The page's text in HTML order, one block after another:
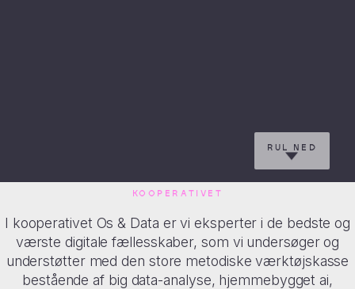
RUL NED
KOOPERATIVET
I kooperativet Os & Data er vi eksperter i de bedste og
værste digitale fællesskaber, som vi undersøger og
understøtter med den store metodiske værktøjskasse
bestående af big data-analyse, hjemmebygget ai,